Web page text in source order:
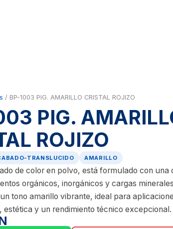
/ BP-1003 PIG. AMARILLO CRISTAL ROJIZO
PIG.
ROJIZO
TRANSLUCIDO AMARILLO
de color en polvo, está formulado con una
orgánicos, inorgánicos y cargas
tono amarillo vibrante, ideal para
estética y un rendimiento técnico excepcional.